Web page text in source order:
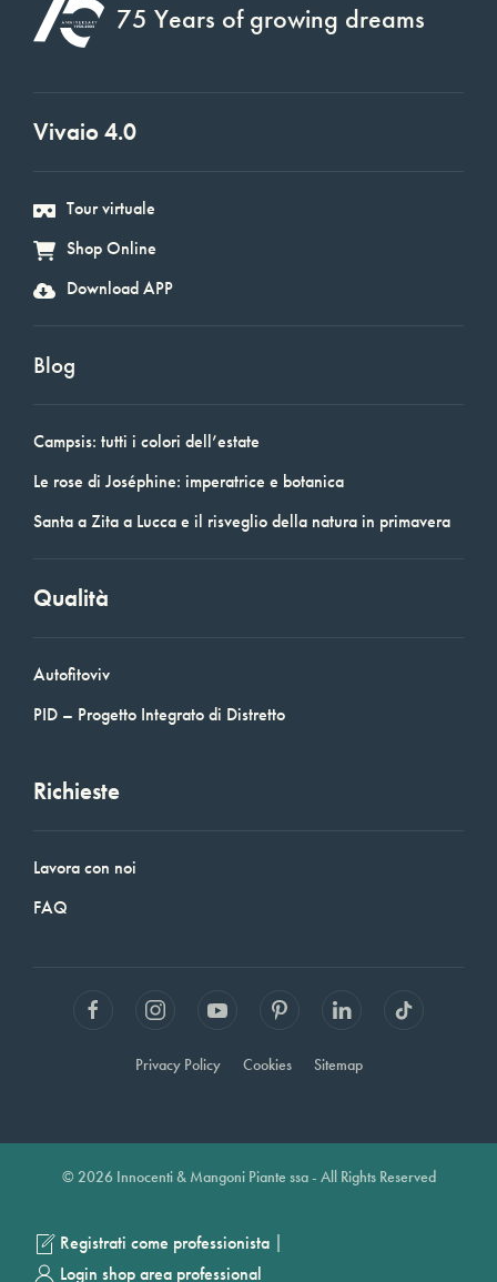
75 Years of growing dreams
Vivaio 4.0
Tour virtuale
Shop Online
Download APP
Blog
Campsis: tutti i colori dell’estate
Le rose di Joséphine: imperatrice e botanica
Santa a Zita a Lucca e il risveglio della natura in primavera
Qualità
Autofitoviv
PID – Progetto Integrato di Distretto
Richieste
Lavora con noi
FAQ
Privacy Policy Cookies Sitemap
© 2026 Innocenti & Mangoni Piante ssa - All Rights Reserved
Registrati come professionista |
Login shop area professional